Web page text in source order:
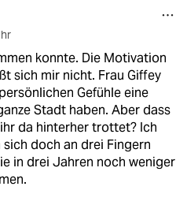
konnte. Die Motivation
sich mir nicht. Frau Giffey
Gefühle eine
Stadt haben. Aber dass
da hinterher trottet? Ich
sich doch an drei Fingern
in drei Jahren noch weniger